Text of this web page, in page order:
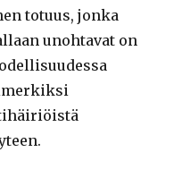
totuus, jonka
unohtavat on